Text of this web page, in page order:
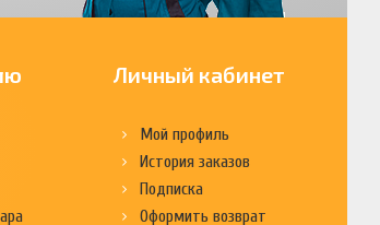
Личный кабинет
Мой профиль
История заказов
Подписка
Оформить возврат